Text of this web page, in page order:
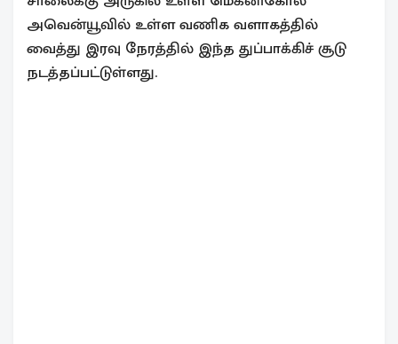
அவென்யூவில் உள்ள வணிக வளாகத்தில்
வைத்து இரவு நேரத்தில் இந்த துப்பாக்கிச் சூடு
நடத்தப்பட்டுள்ளது.